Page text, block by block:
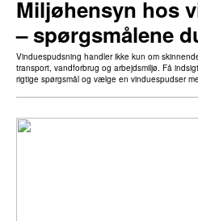
Miljøhensyn hos
– spørgsmålene
Vinduespudsning handler ikke kun om
transport, vandforbrug og arbejdsmiljø. Få
rigtige spørgsmål og vælge en vinduespudser